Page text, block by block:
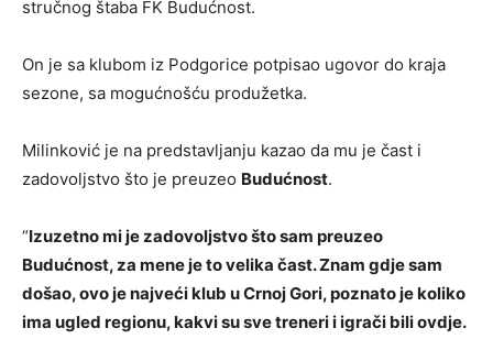
stručnog štaba FK Budućnost.
On je sa klubom iz Podgorice potpisao ugovor do kraja
sezone, sa mogućnošću produžetka.
Milinković je na predstavljanju kazao da mu je čast i
zadovoljstvo što je preuzeo Budućnost.
“Izuzetno mi je zadovoljstvo što sam preuzeo
Budućnost, za mene je to velika čast. Znam gdje sam
došao, ovo je najveći klub u Crnoj Gori, poznato je koliko
ima ugled regionu, kakvi su sve treneri i igrači bili ovdje.